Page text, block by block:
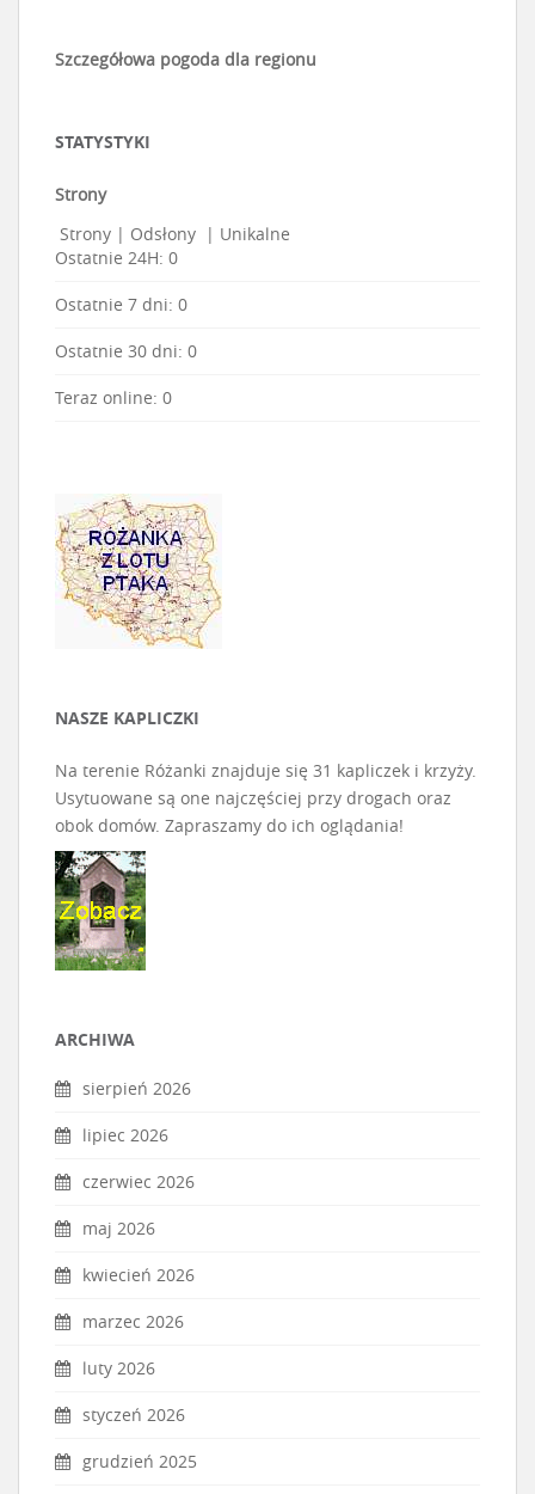
Szczegółowa pogoda dla regionu
STATYSTYKI
Strony
Strony | Odsłony | Unikalne
Ostatnie 24H: 0
Ostatnie 7 dni: 0
Ostatnie 30 dni: 0
Teraz online: 0
NASZE KAPLICZKI
Na terenie Różanki znajduje się 31 kapliczek i krzyży.
Usytuowane są one najczęściej przy drogach oraz
obok domów. Zapraszamy do ich oglądania!
ARCHIWA
sierpień 2026
lipiec 2026
czerwiec 2026
maj 2026
kwiecień 2026
marzec 2026
luty 2026
styczeń 2026
grudzień 2025